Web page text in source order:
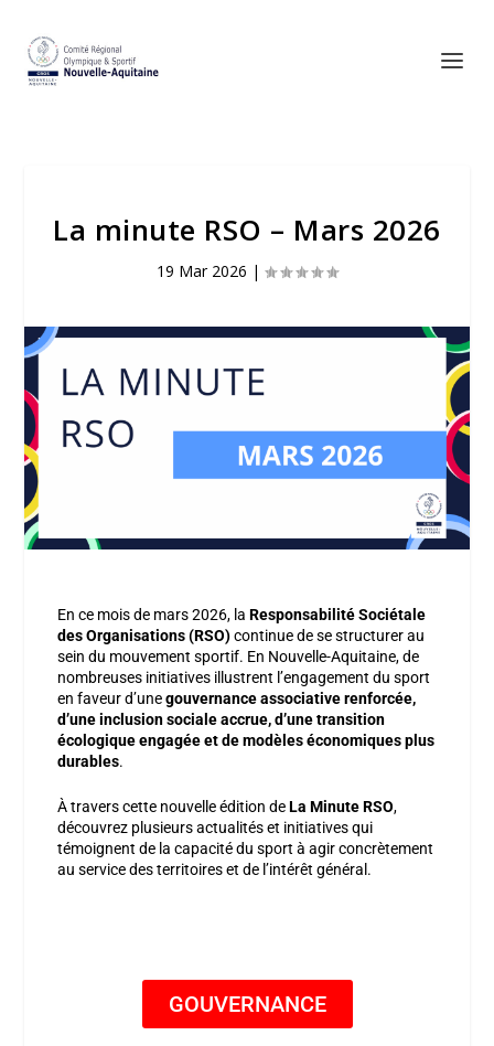
La minute RSO – Mars 2026
19 Mar 2026 |
En ce mois de mars 2026, laResponsabilité Sociétale
des Organisations (RSO)continue de se structurer au
sein du mouvement sportif. En Nouvelle-Aquitaine, de
nombreuses initiatives illustrent l’engagement du sport
en faveur d’unegouvernance associative renforcée,
d’une inclusion sociale accrue, d’une transition
écologique engagée et de modèles économiques plus
durables.
À travers cette nouvelle édition deLa Minute RSO,
découvrez plusieurs actualités et initiatives qui
témoignent de la capacité du sport à agir concrètement
au service des territoires et de l’intérêt général.
GOUVERNANCE